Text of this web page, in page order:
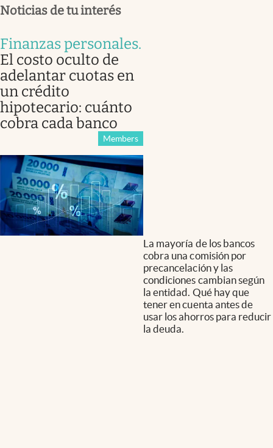
Noticias de tu interés
Finanzas personales.
El costo oculto de
adelantar cuotas en
un crédito
hipotecario: cuánto
cobra cada banco
Members
La mayoría de los bancos
cobra una comisión por
precancelación y las
condiciones cambian según
la entidad. Qué hay que
tener en cuenta antes de
usar los ahorros para reducir
la deuda.